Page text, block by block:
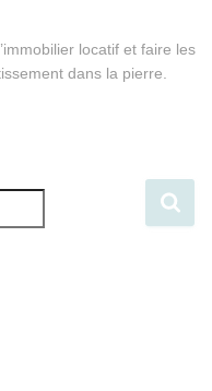
locatif et faire les
dans la pierre.